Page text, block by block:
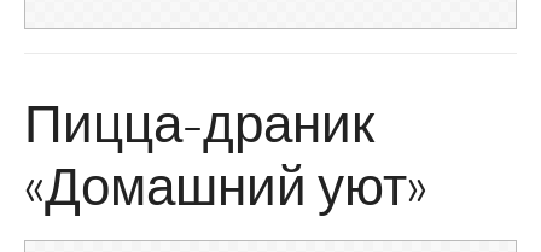
Пицца-драник
«Домашний уют»